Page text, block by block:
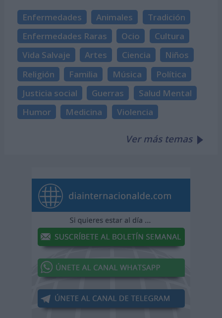
Enfermedades Animales
Tradición
Enfermedades Raras
Ocio
Cultura
Vida Salvaje
Artes Ciencia
Niños
Religión
Familia Música
Política
Justicia social
Guerras
Salud Mental
Humor
Medicina Violencia
Ver más temas